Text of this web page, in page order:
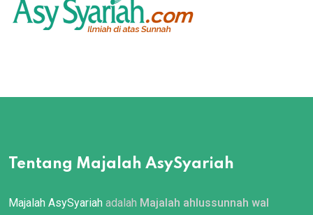
Tentang Majalah AsySyariah
Majalah AsySyariah adalah Majalah ahlussunnah wal